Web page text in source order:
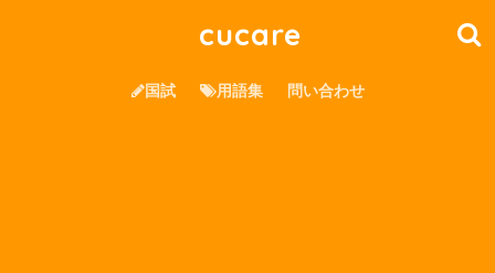
cucare
国試 用語集 問い合わせ